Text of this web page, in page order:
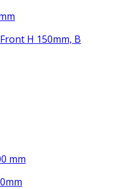
H 150mm, B
mm